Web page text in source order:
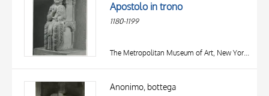
Apostolo in trono
1180-1199
The Metropolitan Museum of Art, New York (NY)
Anonimo, bottega